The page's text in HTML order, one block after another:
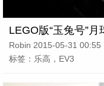
LEGO版“玉兔号”月
Robin 2015-05-31 00:55
标签：乐高，EV3